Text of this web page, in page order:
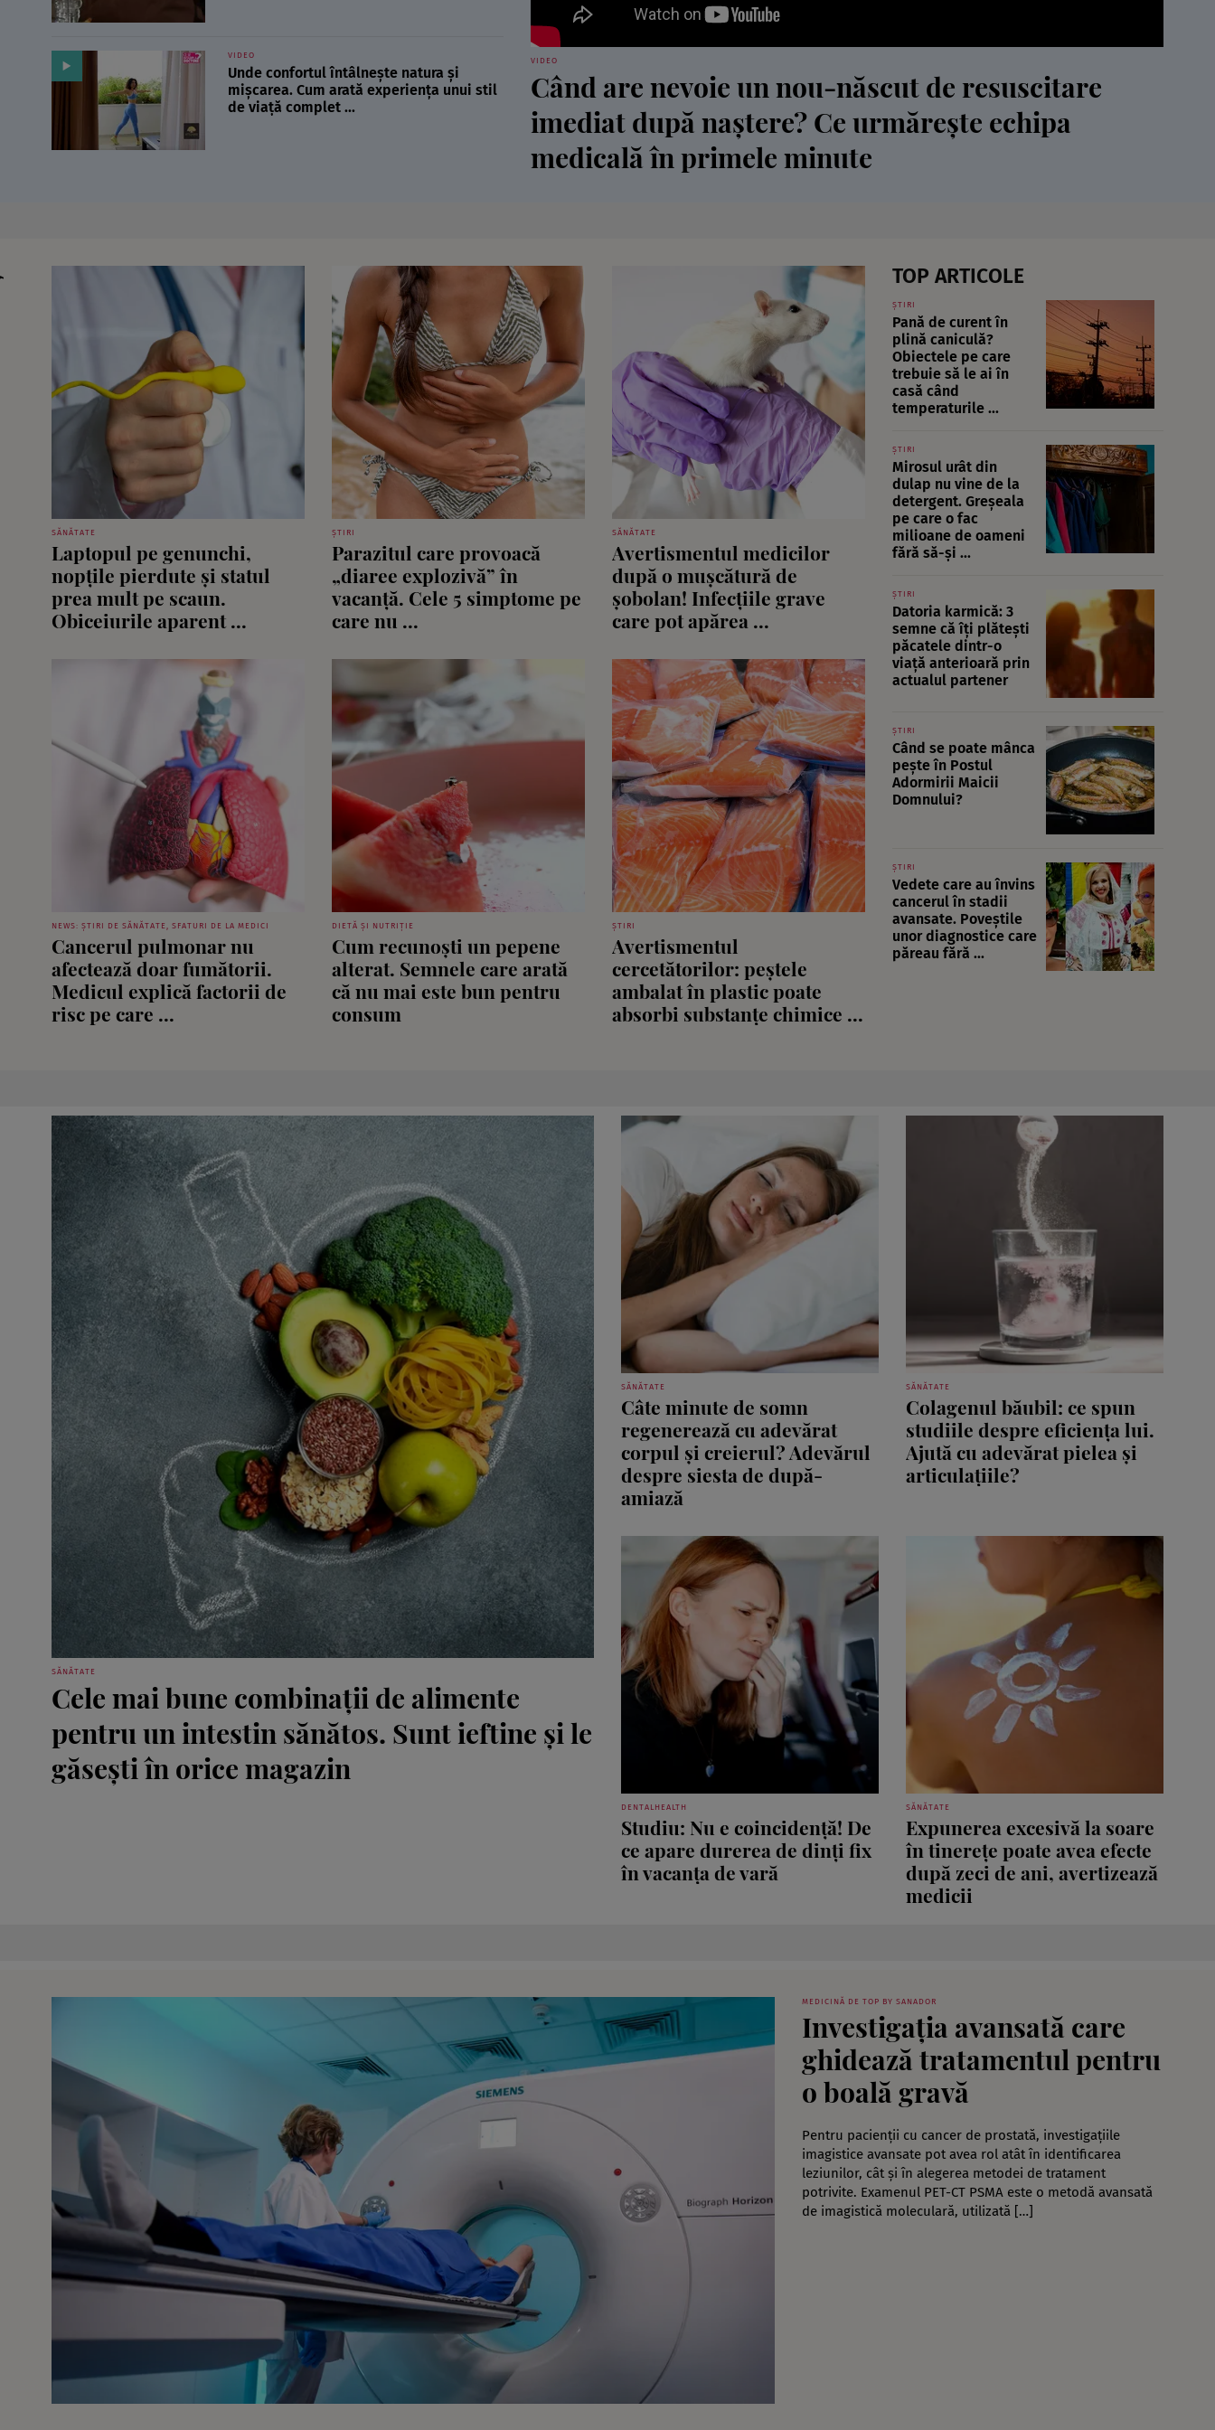
VIDEO
Când are nevoie un nou-născut de resuscitare
imediat după naștere? Ce urmărește echipa
medicală în primele minute
VIDEO
Unde confortul întâlnește natura și
mișcarea. Cum arată experiența unui stil
de viață complet ...
SĂNĂTATE
Laptopul pe genunchi,
nopțile pierdute și statul
prea mult pe scaun.
Obiceiurile aparent ...
ȘTIRI
Parazitul care provoacă
„diaree explozivă” în
vacanță. Cele 5 simptome pe
care nu ...
SĂNĂTATE
Avertismentul medicilor
după o mușcătură de
șobolan! Infecțiile grave
care pot apărea ...
NEWS: ȘTIRI DE SĂNĂTATE, SFATURI DE LA MEDICI
Cancerul pulmonar nu
afectează doar fumătorii.
Medicul explică factorii de
risc pe care ...
DIETĂ ȘI NUTRIȚIE
Cum recunoști un pepene
alterat. Semnele care arată
că nu mai este bun pentru
consum
ȘTIRI
Avertismentul
cercetătorilor: peștele
ambalat în plastic poate
absorbi substanțe chimice ...
TOP ARTICOLE
ȘTIRI
Pană de curent în
plină caniculă?
Obiectele pe care
trebuie să le ai în
casă când
temperaturile ...
ȘTIRI
Mirosul urât din
dulap nu vine de la
detergent. Greșeala
pe care o fac
milioane de oameni
fără să-și ...
ȘTIRI
Datoria karmică: 3
semne că îți plătești
păcatele dintr-o
viață anterioară prin
actualul partener
ȘTIRI
Când se poate mânca
pește în Postul
Adormirii Maicii
Domnului?
ȘTIRI
Vedete care au învins
cancerul în stadii
avansate. Poveștile
unor diagnostice care
păreau fără ...
SĂNĂTATE
Cele mai bune combinații de alimente
pentru un intestin sănătos. Sunt ieftine și le
găsești în orice magazin
SĂNĂTATE
Câte minute de somn
regenerează cu adevărat
corpul și creierul? Adevărul
despre siesta de după-
amiază
SĂNĂTATE
Colagenul băubil: ce spun
studiile despre eficiența lui.
Ajută cu adevărat pielea și
articulațiile?
DENTALHEALTH
Studiu: Nu e coincidență! De
ce apare durerea de dinți fix
în vacanța de vară
SĂNĂTATE
Expunerea excesivă la soare
în tinerețe poate avea efecte
după zeci de ani, avertizează
medicii
MEDICINĂ DE TOP BY SANADOR
Investigația avansată care
ghidează tratamentul pentru
o boală gravă
Pentru pacienții cu cancer de prostată, investigațiile
imagistice avansate pot avea rol atât în identificarea
leziunilor, cât și în alegerea metodei de tratament
potrivite. Examenul PET-CT PSMA este o metodă avansată
de imagistică moleculară, utilizată […]